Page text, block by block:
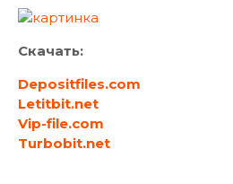
Скачать:
Depositfiles.com
Letitbit.net
Vip-file.com
Turbobit.net